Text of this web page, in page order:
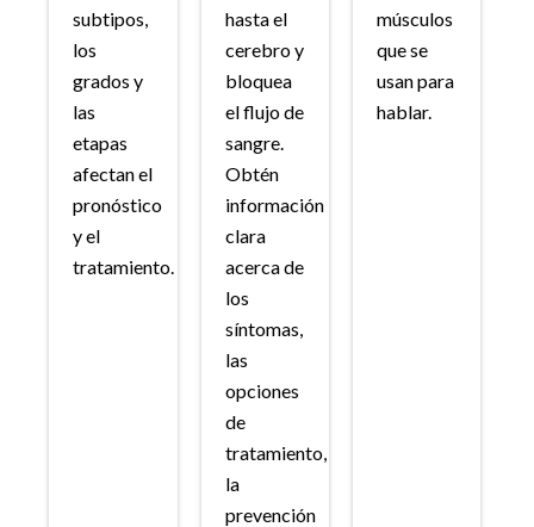
subtipos,
los
grados y
las
etapas
afectan el
pronóstico
y el
tratamiento.
hasta el
cerebro y
bloquea
el flujo de
sangre.
Obtén
información
clara
acerca de
los
síntomas,
las
opciones
de
tratamiento,
la
prevención
músculos
que se
usan para
hablar.